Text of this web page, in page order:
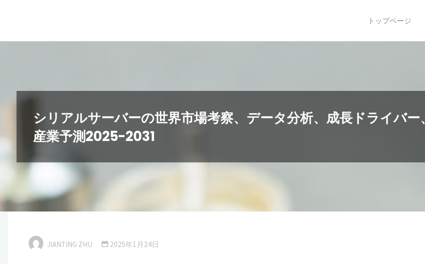
プ
トップページ
シリアルサーバーの世界市場考察、データ分析、成長ドライバー、
産業予測2025-2031
JIANTING ZHU 2025年1月24日